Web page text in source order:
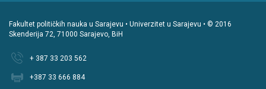
Fakultet političkih nauka u Sarajevu • Univerzitet u Sarajevu • © 2016
Skenderija 72, 71000 Sarajevo, BiH
+ 387 33 203 562
+387 33 666 884